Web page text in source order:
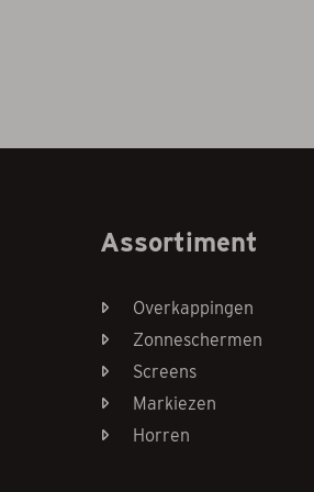
Assortiment
Overkappingen
Zonneschermen
Screens
Markiezen
Horren